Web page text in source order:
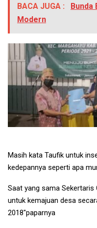
BACA JUGA :
Bunda
Modern
Masih kata Taufik untuk
kedepannya seperti apa
Saat yang sama Sekertaris
untuk kemajuan desa
2018″paparnya